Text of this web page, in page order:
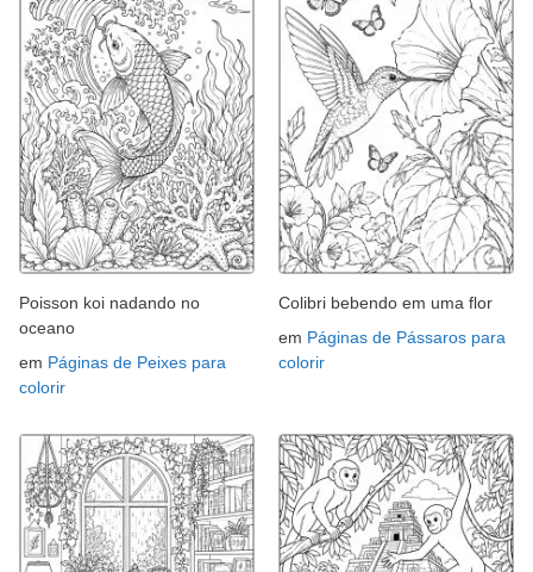
Poisson koi nadando no
oceano
em Páginas de Peixes para
colorir
Colibri bebendo em uma flor
em Páginas de Pássaros para
colorir